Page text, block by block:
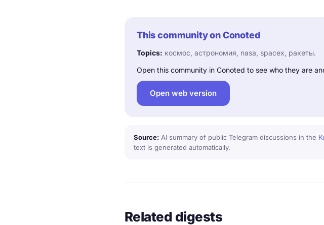
This community on Conoted
Topics: космос, астрономия, nasa, spacex, ракеты.
Open this community in Conoted to see who they are
Open web version
Source: AI summary of public Telegram discussions in the
text is generated automatically.
Related digests